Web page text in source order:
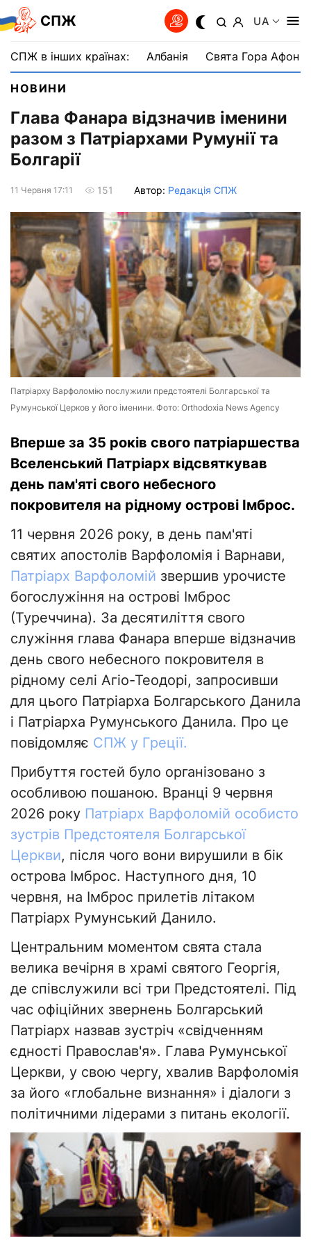
СПЖ UA
СПЖ в інших країнах: Албанія Свята Гора Афон
НОВИНИ
Глава Фанара відзначив іменини
разом з Патріархами Румунії та
Болгарії
11 Червня 17:11 151 Автор: Редакція СПЖ
Патріарху Варфоломію послужили предстоятелі Болгарської та
Румунської Церков у його іменини. Фото: Orthodoxia News Agency
Вперше за 35 років свого патріаршества
Вселенський Патріарх відсвяткував
день пам'яті свого небесного
покровителя на рідному острові Імброс.
11 червня 2026 року, в день пам'яті
святих апостолів Варфоломія і Варнави,
Патріарх Варфоломій звершив урочисте
богослужіння на острові Імброс
(Туреччина). За десятиліття свого
служіння глава Фанара вперше відзначив
день свого небесного покровителя в
рідному селі Агіо-Теодорі, запросивши
для цього Патріарха Болгарського Данила
і Патріарха Румунського Данила. Про це
повідомляє СПЖ у Греції.
Прибуття гостей було організовано з
особливою пошаною. Вранці 9 червня
2026 року Патріарх Варфоломій особисто
зустрів Предстоятеля Болгарської
Церкви, після чого вони вирушили в бік
острова Імброс. Наступного дня, 10
червня, на Імброс прилетів літаком
Патріарх Румунський Данило.
Центральним моментом свята стала
велика вечірня в храмі святого Георгія,
де співслужили всі три Предстоятелі. Під
час офіційних звернень Болгарський
Патріарх назвав зустріч «свідченням
єдності Православ'я». Глава Румунської
Церкви, у свою чергу, хвалив Варфоломія
за його «глобальне визнання» і діалоги з
політичними лідерами з питань екології.